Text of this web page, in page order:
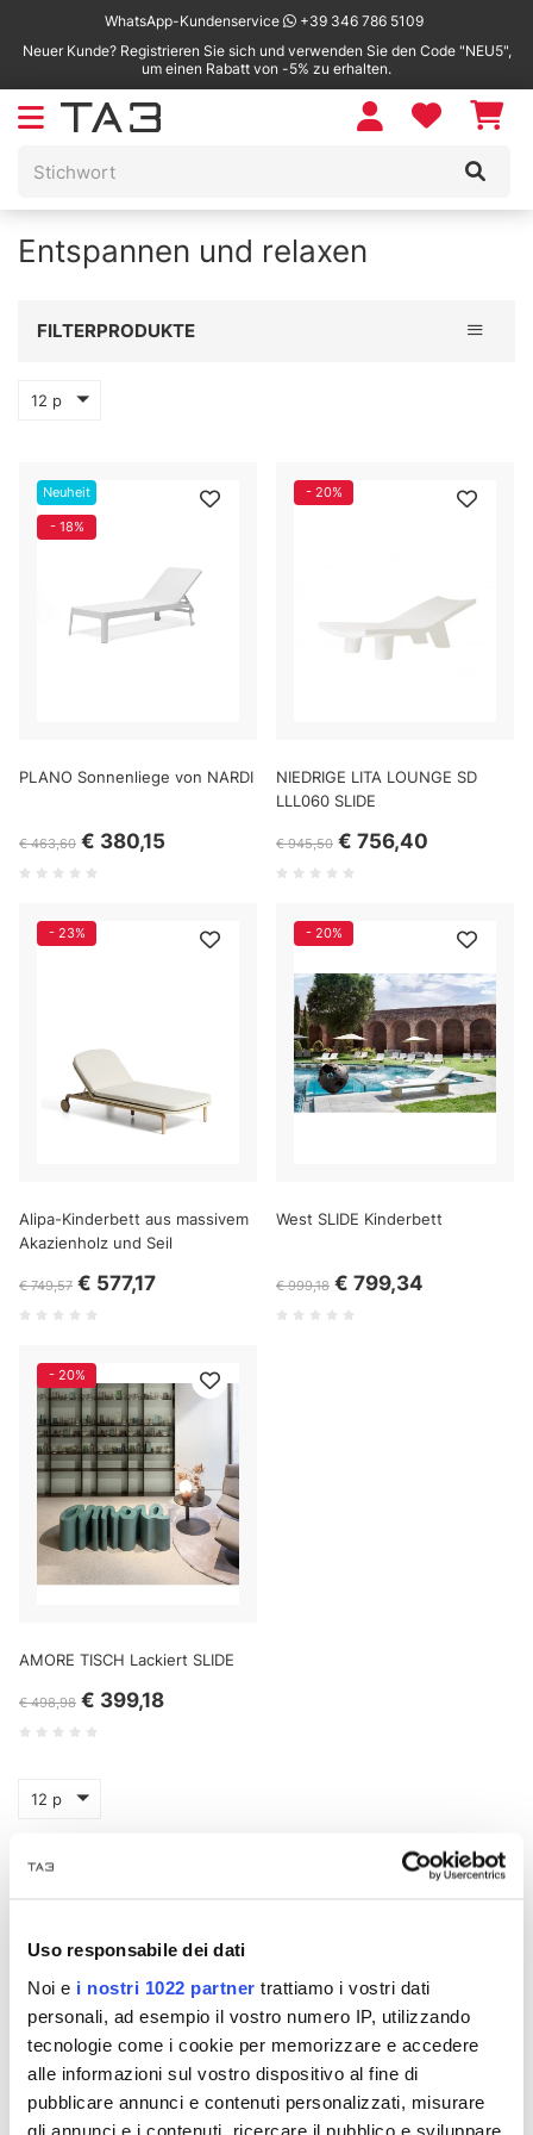
Uso responsabile dei dati
Noi e i nostri 1022 partner trattiamo i vostri dati
personali, ad esempio il vostro numero IP, utilizzando
tecnologie come i cookie per memorizzare e accedere
alle informazioni sul vostro dispositivo al fine di
pubblicare annunci e contenuti personalizzati, misurare
gli annunci e i contenuti, ricercare il pubblico e sviluppare
WhatsApp-Kundenservice
+39 346 786 5109
Neuer Kunde? Registrieren Sie sich und verwenden Sie den Code "NEU5",
um einen Rabatt von -5% zu erhalten.
Entspannen und relaxen
Toggle
FILTERPRODUKTE
12 p
Neuheit
- 18%
PLANO Sonnenliege von NARDI
€ 463,60 € 380,15
- 20%
NIEDRIGE LITA LOUNGE SD
LLL060 SLIDE
€ 945,50 € 756,40
- 23%
Alipa-Kinderbett aus massivem
Akazienholz und Seil
€ 749,57 € 577,17
- 20%
West SLIDE Kinderbett
€ 999,18 € 799,34
- 20%
AMORE TISCH Lackiert SLIDE
€ 498,98 € 399,18
12 p
Entdecken Sie die Outdoor-Kollektion Relax & Lounge – für alle,
Chaiselongues, Sonnenliegen und modularen Lösungen für
maximalen Wohnkomfort im Freien.
Unsere Gartenmöbel vereinen Ästhetik und Funktionalität. Die
wetterbeständigen Materialien garantieren Langlebigkeit und
maximalen Komfort. Dank der vielfältigen
Konfigurationsmöglichkeiten gestalten Sie individuelle
Entspannungsbereiche – perfekt für ruhige Momente und